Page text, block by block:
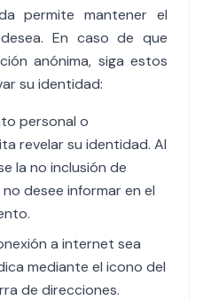
permite mantener el
En caso de que
anónima, siga estos
su identidad:
personal o
revelar su identidad. Al
la no inclusión de
desee informar en el
a internet sea
mediante el icono del
de direcciones.